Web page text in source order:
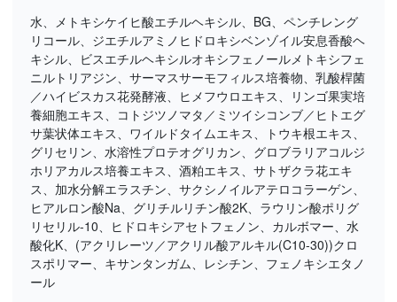
水、メトキシケイヒ酸エチルヘキシル、BG、ペンチレング
リコール、ジエチルアミノヒドロキシベンゾイル安息香酸ヘ
キシル、ビスエチルヘキシルオキシフェノールメトキシフェ
ニルトリアジン、サーマスサーモフィルス培養物、乳酸桿菌
／ハイビスカス花発酵液、ヒメフウロエキス、リンゴ果実培
養細胞エキス、コトジツノマタ／ミツイシコンブ／ヒトエグ
サ葉状体エキス、ワイルドタイムエキス、トウキ根エキス、
グリセリン、水溶性プロテオグリカン、グロブラリアコルジ
ホリアカルス培養エキス、酒粕エキス、サトザクラ花エキ
ス、加水分解エラスチン、サクシノイルアテロコラーゲン、
ヒアルロン酸Na、グリチルリチン酸2K、ラウリン酸ポリグ
リセリル-10、ヒドロキシアセトフェノン、カルボマー、水
酸化K、(アクリレーツ／アクリル酸アルキル(C10-30))クロ
スポリマー、キサンタンガム、レシチン、フェノキシエタノ
ール